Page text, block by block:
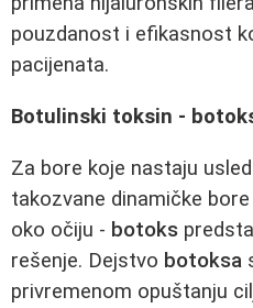
pouzdanost i efikasnost
pacijenata.
Botulinski toksin -
Za bore koje nastaju
takozvane dinamičke
oko očiju - botoks
rešenje. Dejstvo botoksa
privremenom opuštanju